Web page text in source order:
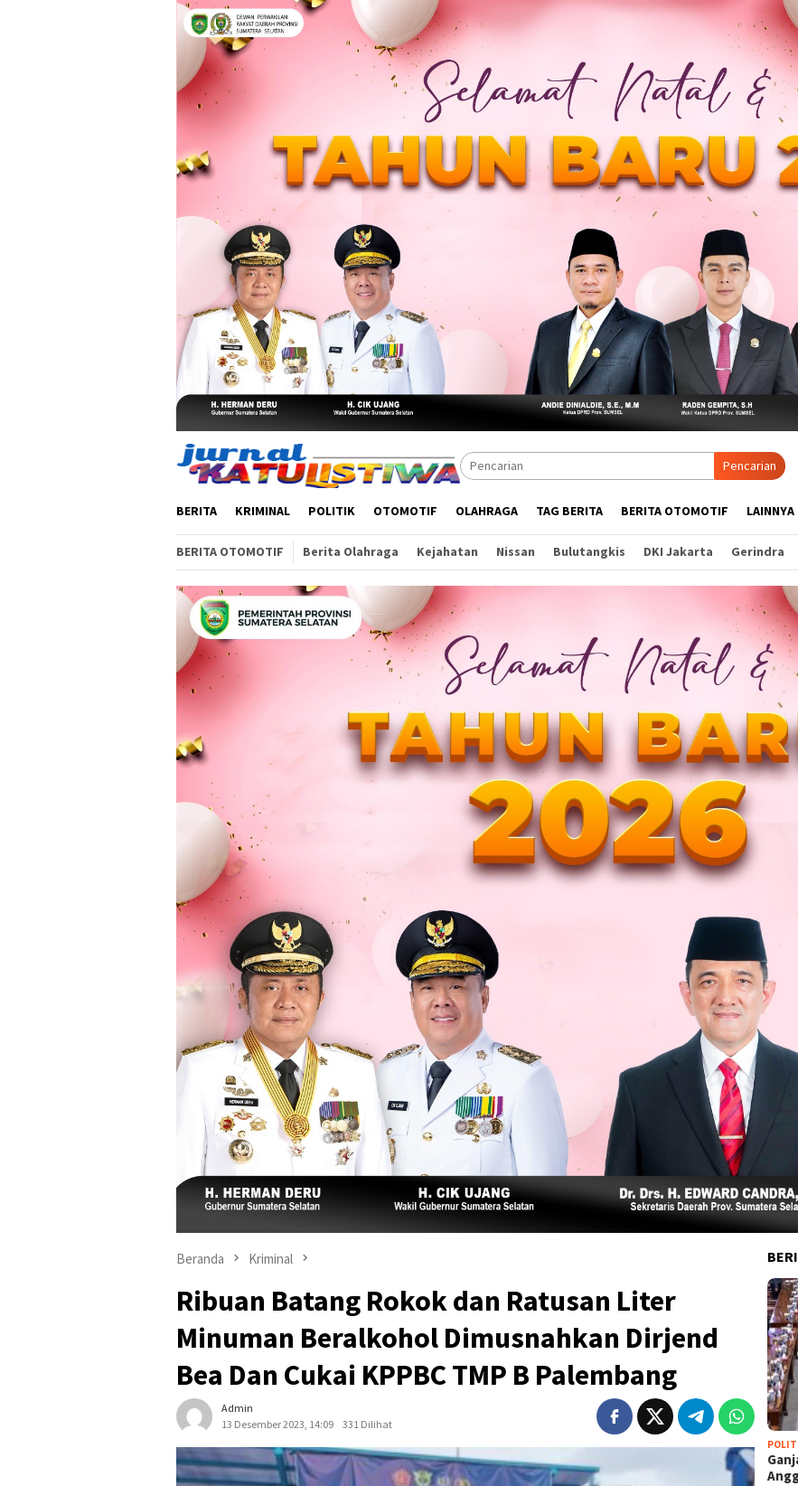
Pencarian
BERITA KRIMINAL POLITIK OTOMOTIF OLAHRAGA TAG BERITA BERITA OTOMOTIF LAINNYA
BERITA OTOMOTIF Berita Olahraga Kejahatan Nissan Bulutangkis DKI Jakarta Gerindra
Beranda Kriminal
Ribuan Batang Rokok dan Ratusan Liter
Minuman Beralkohol Dimusnahkan Dirjend
Bea Dan Cukai KPPBC TMP B Palembang
Admin
13 Desember 2023, 14:09
331 Dilihat